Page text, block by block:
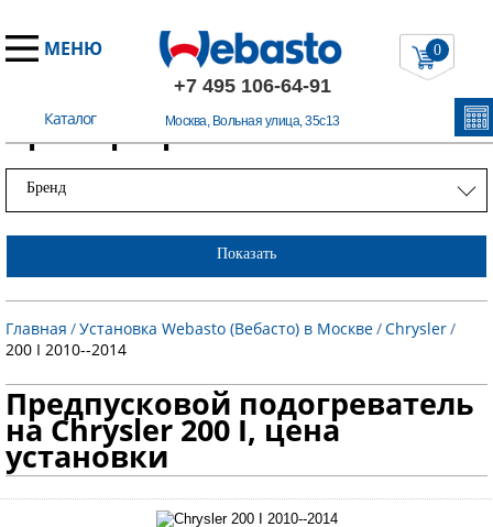
МЕНЮ
+7 495 106-64-91
Москва, Вольная улица, 35с13
Каталог
0
Примеры работ
Бренд
Показать
Главная /Установка Webasto (Вебасто) в Москве/Chrysler/
200 I 2010--2014
Предпусковой подогреватель
на Chrysler 200 I, цена
установки